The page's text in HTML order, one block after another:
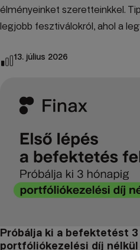
élményeinket szeretteinkkel.
legjobb fesztiválokról, ahol a
13. július 2026
Próbálja ki a befektetést
portfóliókezelési díj nélkül